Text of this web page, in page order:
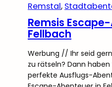
Remstal,
Remsis
Fellbach
Werbung // Ihr seid
zu rätseln? Dann
perfekte Ausflugs-